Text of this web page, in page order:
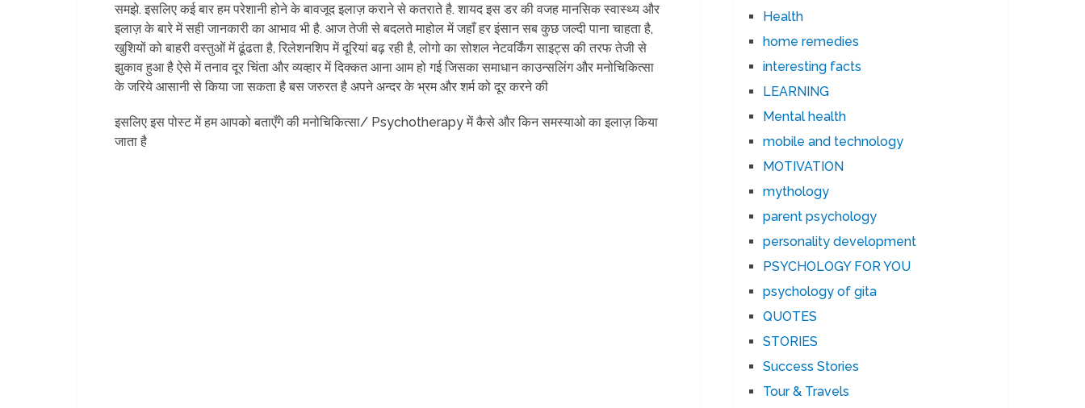
समझे. इसलिए कई बार हम परेशानी होने के बावजूद इलाज़ कराने से कतराते है. शायद इस डर की वजह मानसिक स्वास्थ्य और
इलाज़ के बारे में सही जानकारी का आभाव भी है. आज तेजी से बदलते माहोल में जहाँ हर इंसान सब कुछ जल्दी पाना चाहता है,
खुशियों को बाहरी वस्तुओं में ढूंढता है, रिलेशनशिप में दूरियां बढ़ रही है, लोगो का सोशल नेटवर्किंग साइट्स की तरफ तेजी से
झुकाव हुआ है ऐसे में तनाव दूर चिंता और व्यव्हार में दिक्कत आना आम हो गई जिसका समाधान काउन्सलिंग और मनोचिकित्सा
के जरिये आसानी से किया जा सकता है बस जरुरत है अपने अन्दर के भ्रम और शर्म को दूर करने की
इसलिए इस पोस्ट में हम आपको बताएँगे की मनोचिकित्सा/ Psychotherapy में कैसे और किन समस्याओ का इलाज़ किया
जाता है
Health
home remedies
interesting facts
LEARNING
Mental health
mobile and technology
MOTIVATION
mythology
parent psychology
personality development
PSYCHOLOGY FOR YOU
psychology of gita
QUOTES
STORIES
Success Stories
Tour & Travels